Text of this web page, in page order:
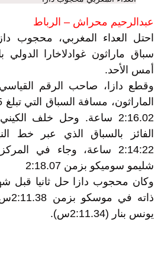
عبدالرحيم محراش – الرباط
احتل العداء المغربي، محجوب
سباق ماراثون غوادلاخارا
أمس الأحد.
وقطع دازا، صاحب الرقم
2:16.02 ساعة. وحل خلف
الفائز بالسباق الذي عبر خط
2:14:22 ساعة، وجاء في
شليمو سوميكو بزمن 2:18.07
وكان محجوب دازا حل ثانيا قبل
يونس بنار (2:11.34س).